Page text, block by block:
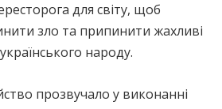
для світу, щоб
зло та припинити жахливі
народу.
прозвучало у виконанні